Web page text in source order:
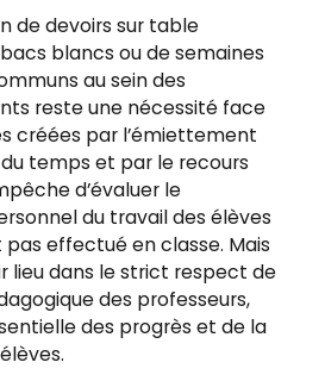
de devoirs sur table
blancs ou de semaines
au sein des
reste une nécessité face
créées par l’émiettement
temps et par le recours
d’évaluer le
du travail des élèves
pas effectué en classe. Mais
lieu dans le strict respect de
des professeurs,
des progrès et de la